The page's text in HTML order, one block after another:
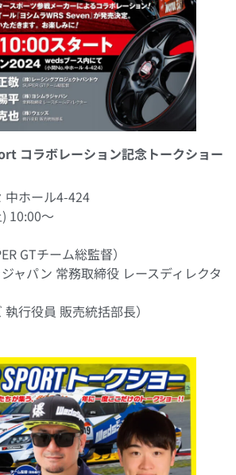
コラボレーション記念トークショー
ホール4-424
10:00〜
GTチーム総監督）
ャパン 常務取締役 レースディレクタ
行役員 販売統括部長）